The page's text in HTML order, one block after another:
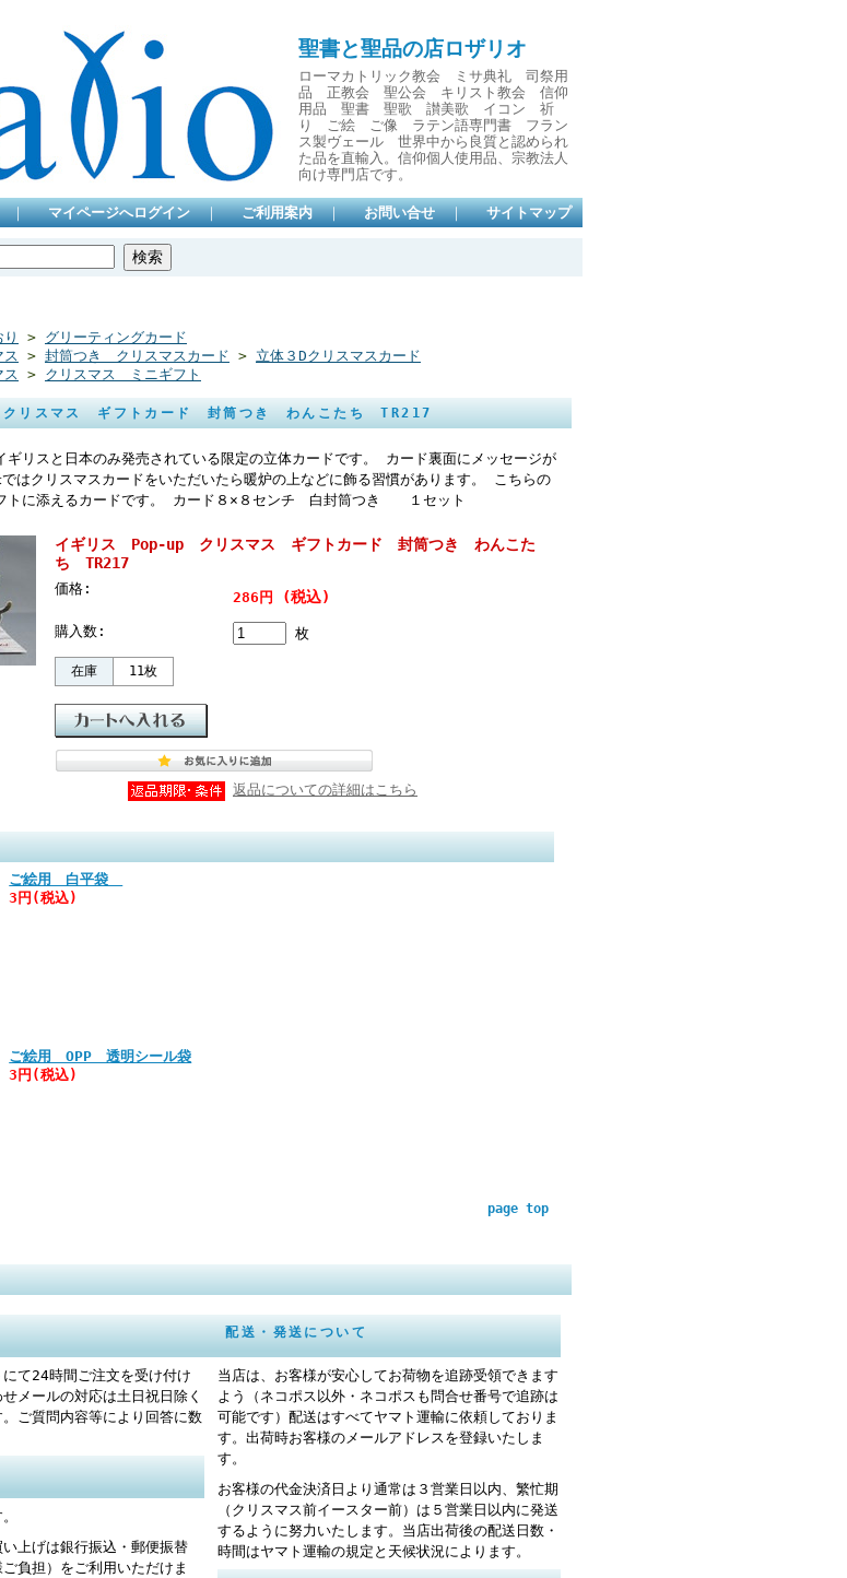
聖書と聖品の店ロザリオ
ローマカトリック教会 ミサ典礼 司祭用
品 正教会 聖公会 キリスト教会 信仰
用品 聖書 聖歌 讃美歌 イコン 祈
り ご絵 ご像 ラテン語専門書 フラン
ス製ヴェール 世界中から良質と認められ
た品を直輸入。信仰個人使用品、宗教法人
向け専門店です。
｜ マイページへログイン ｜ ご利用案内 ｜ お問い合せ ｜ サイトマップ
> グリーティングカード
ス > 封筒つき クリスマスカード > 立体３Dクリスマスカード
ス > クリスマス ミニギフト
リスマス ギフトカード 封筒つき わんこたち TR217
ギリスと日本のみ発売されている限定の立体カードです。 カード裏面にメッセージが
クリスマスカードをいただいたら暖炉の上などに飾る習慣があります。 こちらの
トに添えるカードです。 カード８×８センチ 白封筒つき １セット
イギリス Pop-up クリスマス ギフトカード 封筒つき わんこた
ち TR217
価格:
286円 (税込)
購入数: 枚
在庫 11枚
返品についての詳細はこちら
ご絵用 白平袋
3円(税込)
ご絵用 OPP 透明シール袋
3円(税込)
page top
て24時間ご注文を受け付け
メールの対応は土日祝日除く
ご質問内容等により回答に数
上げは銀行振込・郵便振替
ご負担）をご利用いただけま
配送・発送について
当店は、お客様が安心してお荷物を追跡受領できます
よう（ネコポス以外・ネコポスも問合せ番号で追跡は
可能です）配送はすべてヤマト運輸に依頼しておりま
す。出荷時お客様のメールアドレスを登録いたしま
す。
お客様の代金決済日より通常は３営業日以内、繁忙期
（クリスマス前イースター前）は５営業日以内に発送
するように努力いたします。当店出荷後の配送日数・
時間はヤマト運輸の規定と天候状況によります。